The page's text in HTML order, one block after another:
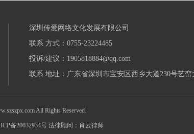
深圳传爱网络文化发展有限公司
联系 方式：0755-23224485
投诉/建议：1905818884@qq.com
联系 地址：广东省深圳市宝安区西乡大道230号艺峦
All Rights Reserved.
备20032934号法律顾问：肖云律师